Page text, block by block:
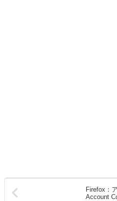
Firefox：
Account